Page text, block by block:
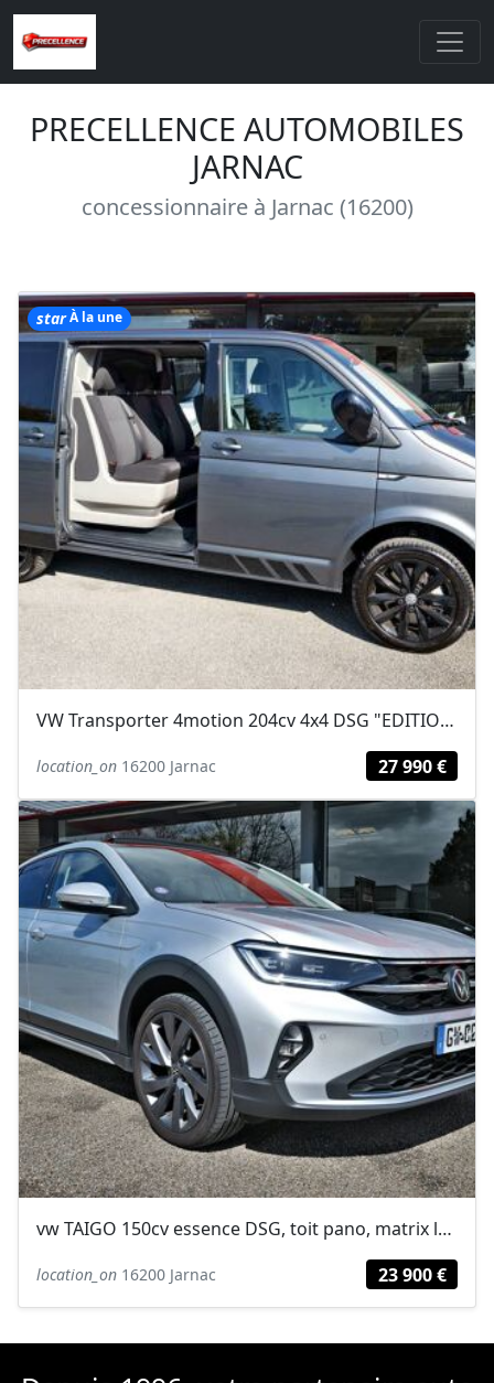
PRECELLENCE AUTOMOBILES
JARNAC
concessionnaire à Jarnac (16200)
starÀ la une
VW Transporter 4motion 204cv 4x4 DSG "EDITION 30" procab 5 places, 2 portes...
location_on 16200 Jarnac 27 990 €
vw TAIGO 150cv essence DSG, toit pano, matrix leds, regulateur adaptatif,...
location_on 16200 Jarnac 23 900 €